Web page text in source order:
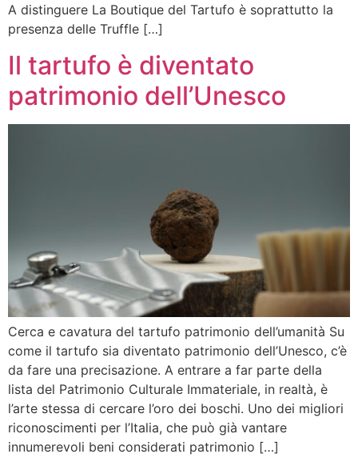
A distinguere La Boutique del Tartufo è soprattutto la
presenza delle Truffle […]
Il tartufo è diventato
patrimonio dell’Unesco
Cerca e cavatura del tartufo patrimonio dell’umanità Su
come il tartufo sia diventato patrimonio dell’Unesco, c’è
da fare una precisazione. A entrare a far parte della
lista del Patrimonio Culturale Immateriale, in realtà, è
l’arte stessa di cercare l’oro dei boschi. Uno dei migliori
riconoscimenti per l’Italia, che può già vantare
innumerevoli beni considerati patrimonio […]